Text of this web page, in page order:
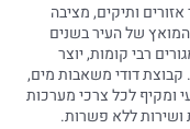
ותיקים, מציבה
של העיר בשנים
רבי קומות, יוצר
קבוצת דודי משאבות מים,
ומקיף לכל צרכי מערכות
ושירות ללא פשרות.